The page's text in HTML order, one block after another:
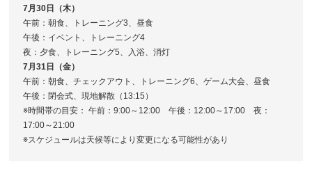
7月30日（木）
午前：朝食、トレーニング3、昼食
午後：イベント、トレーニング4
夜：夕食、トレーニング5、入浴、消灯
7月31日（金）
午前：朝食、チェックアウト、トレーニング6、ゲーム大会、昼食
午後：閉会式、現地解散（13:15）
※時間帯の目安： 午前：9:00～12:00 午後：12:00～17:00 夜：
17:00～21:00
※スケジュールは天候等により変更になる可能性があり